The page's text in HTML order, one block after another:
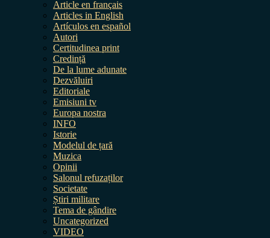
Article en français
Articles in English
Artículos en español
Autori
Certitudinea print
Credință
De la lume adunate
Dezvăluiri
Editoriale
Emisiuni tv
Europa nostra
INFO
Istorie
Modelul de țară
Muzica
Opinii
Salonul refuzaților
Societate
Știri militare
Tema de gândire
Uncategorized
VIDEO